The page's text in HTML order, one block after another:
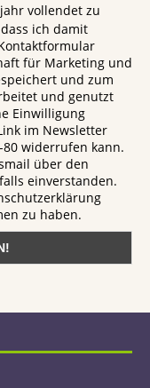
vollendet zu
ich damit
für Marketing und
und zum
und genutzt
Einwilligung
im Newsletter
widerrufen kann.
über den
einverstanden.
zu haben.